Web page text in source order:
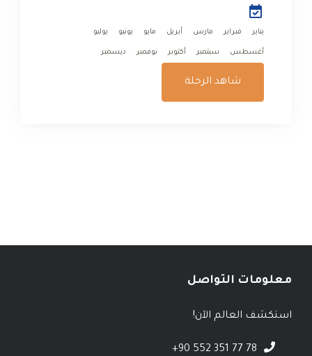
إلى جنب. أفضل وقت
للزيارة هو في شهر...
يناير فبراير مارس أبريل مايو يونيو يوليو
أغسطس سبتمبر أكتوبر نوفمبر ديسمبر
شاهد الرحلة
معلومات التواصل
استكشف العالم الآن!
+90 552 351 77 78